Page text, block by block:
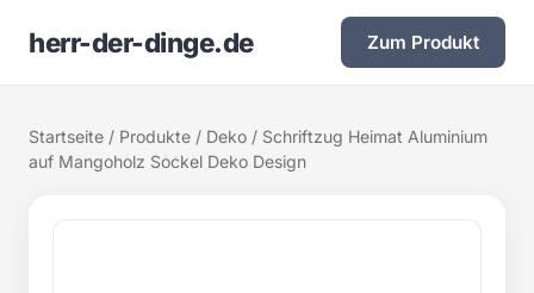
herr-der-dinge.de Zum Produkt
Startseite / Produkte / Deko / Schriftzug Heimat Aluminium
auf Mangoholz Sockel Deko Design